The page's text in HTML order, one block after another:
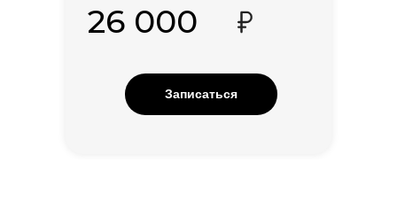
Записаться
26 000